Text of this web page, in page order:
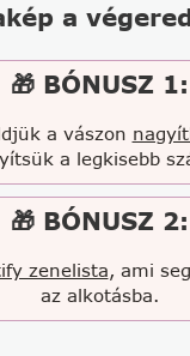
a
🎁 BÓNUSZ 1:
a vászon
a legkisebb
🎁 BÓNUSZ 2:
zenelista, ami
az alkotásba.